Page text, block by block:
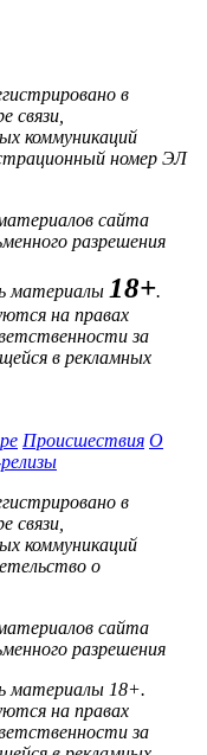
в
связи,
коммуникаций
номер ЭЛ
сайта
разрешения
материалы 18+.
на правах
за
в рекламных
Происшествия О
в
связи,
коммуникаций
о
сайта
разрешения
материалы 18+.
на правах
за